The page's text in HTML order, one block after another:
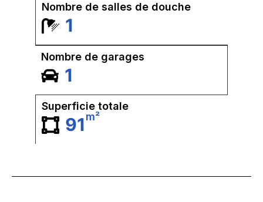
Nombre de salles de douche
1
Nombre de garages
1
Superficie totale
91m²